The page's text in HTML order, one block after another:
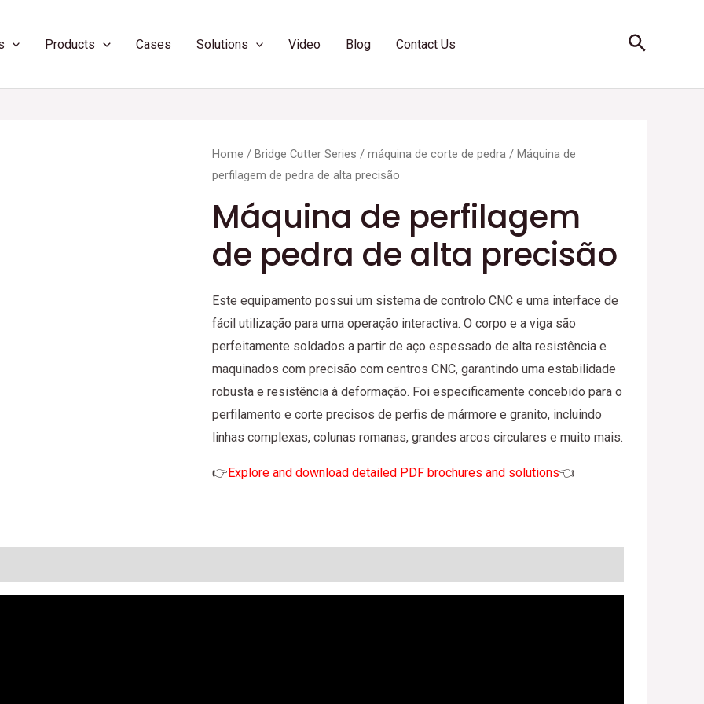
Products Cases Solutions Video Blog Contact Us Search
Home / Bridge Cutter Series / máquina de corte de pedra/ Máquina de
perfilagem de pedra de alta precisão
Máquina de perfilagem
de pedra de alta precisão
Este equipamento possui um sistema de controlo CNC e uma interface de
fácil utilização para uma operação interactiva. O corpo e a viga são
perfeitamente soldados a partir de aço espessado de alta resistência e
maquinados com precisão com centros CNC, garantindo uma estabilidade
robusta e resistência à deformação. Foi especificamente concebido para o
perfilamento e corte precisos de perfis de mármore e granito, incluindo
linhas complexas, colunas romanas, grandes arcos circulares e muito mais.
👉Explore and download detailed PDF brochures and solutions👈